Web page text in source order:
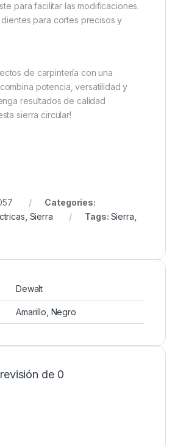
para facilitar las modificaciones.
dientes para cortes precisos y
de carpintería con una
potencia, versatilidad y
resultados de calidad
sierra circular!
Categories:
Sierra Tags: Sierra
Dewalt
Amarillo, Negro
de 0